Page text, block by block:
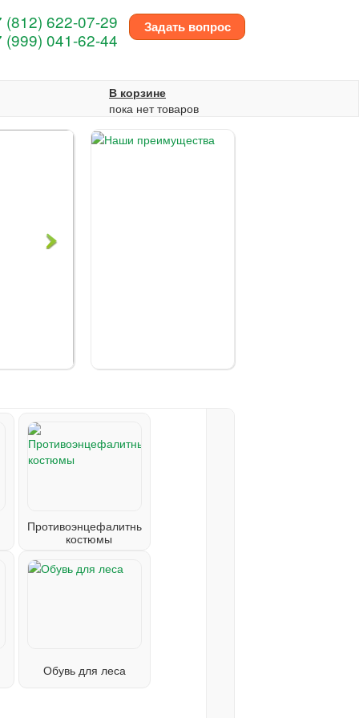
Задать вопрос
(812) 622-07-29
(999) 041-62-44
В корзине
пока нет товаров
Противоэнцефалитные
костюмы
Обувь для леса